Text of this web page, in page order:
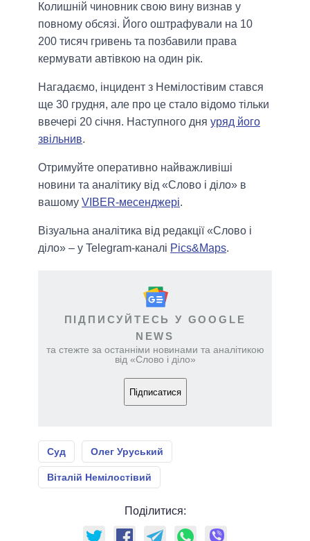
Колишній чиновник свою вину визнав у
повному обсязі. Його оштрафували на 10
200 тисяч гривень та позбавили права
кермувати автівкою на один рік.
Нагадаємо, інцидент з Немілостівим стався
ще 30 грудня, але про це стало відомо тільки
ввечері 20 січня. Наступного дня уряд його
звільнив.
Отримуйте оперативно найважливіші
новини та аналітику від «Слово і діло» в
вашому VIBER-месенджері.
Візуальна аналітика від редакції «Слово і
діло» – у Telegram-каналі Pics&Maps.
ПІДПИСУЙТЕСЬ У GOOGLE
NEWS
та стежте за останніми новинами та аналітикою
від «Слово і діло»
Підписатися
Суд Олег Уруський
Віталій Немілостівий
Поділитися: